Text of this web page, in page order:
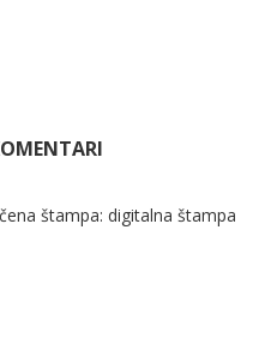
štampa: digitalna štampa